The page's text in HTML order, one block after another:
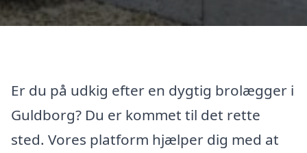
Er du på udkig efter en dygtig brolægger i
Guldborg? Du er kommet til det rette
sted. Vores platform hjælper dig med at